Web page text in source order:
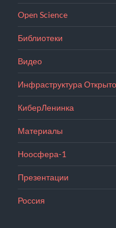
Open Science
Библиотеки
Видео
Инфраструктура
КиберЛенинка
Материалы
Ноосфера-1
Презентации
Россия